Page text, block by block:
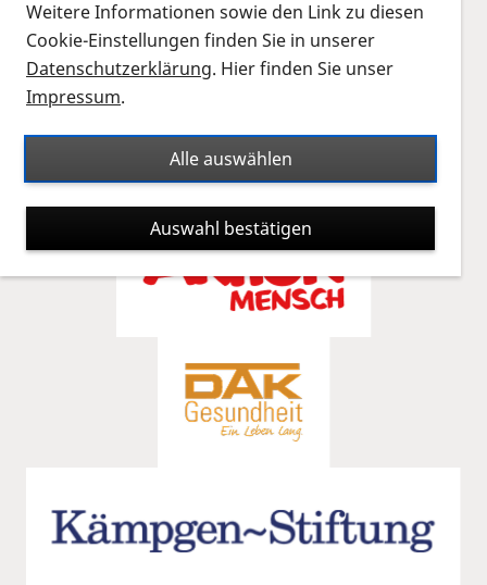
Beratung
Regionalgruppen
Gefördert durch:
Weitere Informationen sowie den Link zu diesen
Cookie-Einstellungen finden Sie in unserer
Datenschutzerklärung. Hier finden Sie unser
Impressum.
Alle auswählen
Auswahl bestätigen